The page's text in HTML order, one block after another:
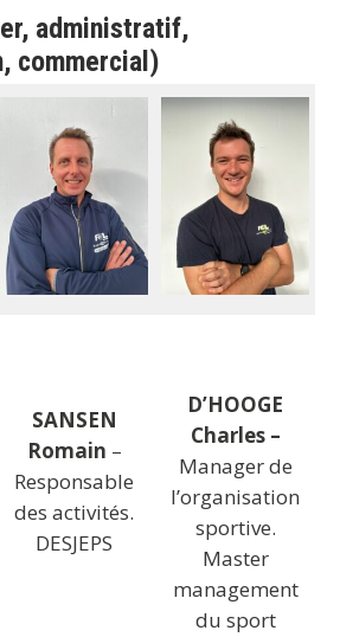
administratif,
commercial)
SANSEN
Romain –
Responsable
des activités.
DESJEPS
D’HOOGE
Charles –
Manager de
l’organisation
sportive.
Master
management
du sport